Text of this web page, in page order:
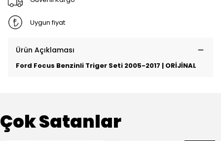
Uygun fiyat
Ürün Açıklaması
Ford Focus Benzinli Triger Seti 2005-2017 | ORİJİNAL
Çok Satanlar